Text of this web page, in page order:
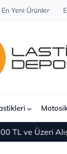
En Yeni Ürünler